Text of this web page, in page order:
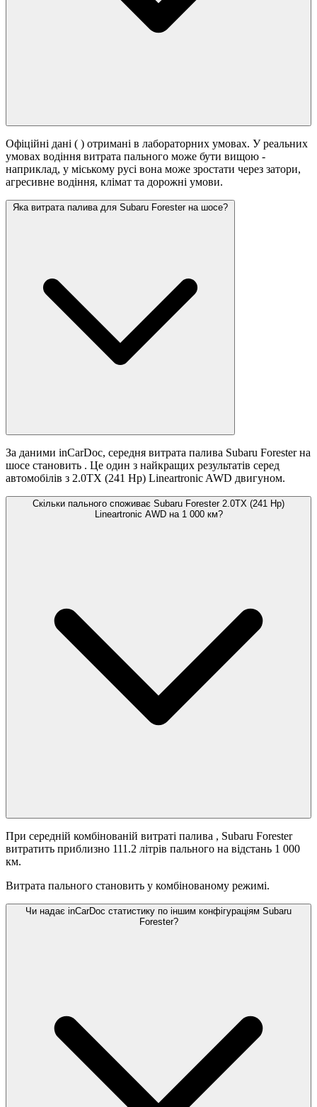
Офіційні дані ( ) отримані в лабораторних умовах. У реальних
умовах водіння витрата пального може бути вищою -
наприклад, у міському русі вона може зростати через затори,
агресивне водіння, клімат та дорожні умови.
Яка витрата палива для Subaru Forester на шосе?
За даними inCarDoc, середня витрата палива Subaru Forester на
шосе становить . Це один з найкращих результатів серед
автомобілів з 2.0TX (241 Hp) Lineartronic AWD двигуном.
Скільки пального споживає Subaru Forester 2.0TX (241 Hp)
Lineartronic AWD на 1 000 км?
При середній комбінованій витраті палива , Subaru Forester
витратить приблизно 111.2 літрів пального на відстань 1 000
км.
Витрата пального становить у комбінованому режимі.
Чи надає inCarDoc статистику по іншим конфігураціям Subaru
Forester?